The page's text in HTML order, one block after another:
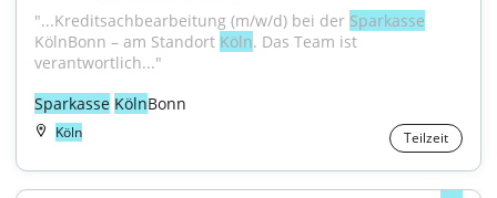
"...Kreditsachbearbeitung (m/w/d) bei der Sparkasse
KölnBonn – am Standort Köln. Das Team ist
verantwortlich..."
Sparkasse KölnBonn
Köln Teilzeit